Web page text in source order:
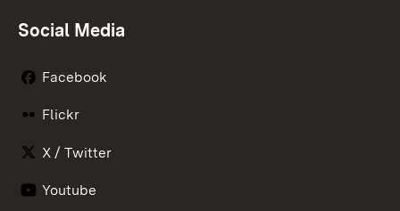
Social Media
Facebook
Flickr
X / Twitter
Youtube